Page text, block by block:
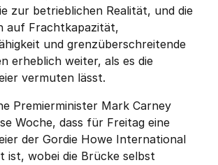
zur betrieblichen Realität, und die
auf Frachtkapazität,
und grenzüberschreitende
erheblich weiter, als es die
vermuten lässt.
Premierminister Mark Carney
Woche, dass für Freitag eine
der Gordie Howe International
ist, wobei die Brücke selbst